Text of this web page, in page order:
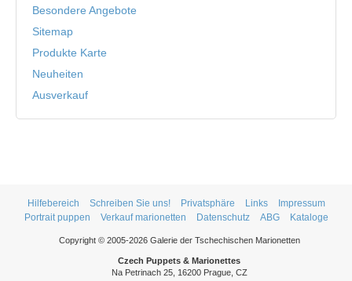
Besondere Angebote
Sitemap
Produkte Karte
Neuheiten
Ausverkauf
Hilfebereich Schreiben Sie uns! Privatsphäre Links
Impressum
Portrait puppen
Verkauf marionetten Datenschutz ABG Kataloge
Copyright © 2005-2026 Galerie der Tschechischen Marionetten
Czech Puppets & Marionettes
Na Petrinach 25, 16200 Prague, CZ